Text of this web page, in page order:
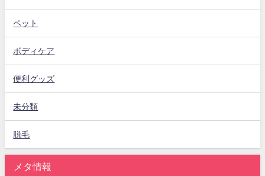
ペット
ボディケア
便利グッズ
未分類
脱毛
メタ情報